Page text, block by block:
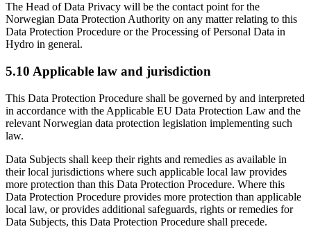
The Head of Data Privacy will be the contact point for the
Norwegian Data Protection Authority on any matter relating to this
Data Protection Procedure or the Processing of Personal Data in
Hydro in general.
5.10 Applicable law and jurisdiction
This Data Protection Procedure shall be governed by and interpreted
in accordance with the Applicable EU Data Protection Law and the
relevant Norwegian data protection legislation implementing such
law.
Data Subjects shall keep their rights and remedies as available in
their local jurisdictions where such applicable local law provides
more protection than this Data Protection Procedure. Where this
Data Protection Procedure provides more protection than applicable
local law, or provides additional safeguards, rights or remedies for
Data Subjects, this Data Protection Procedure shall precede.